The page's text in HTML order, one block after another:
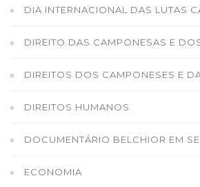
DIA INTERNACIONAL DAS LUTAS
DIREITO DAS CAMPONESAS E
DIREITOS DOS CAMPONESES E
DIREITOS HUMANOS
DOCUMENTÁRIO BELCHIOR EM
ECONOMIA